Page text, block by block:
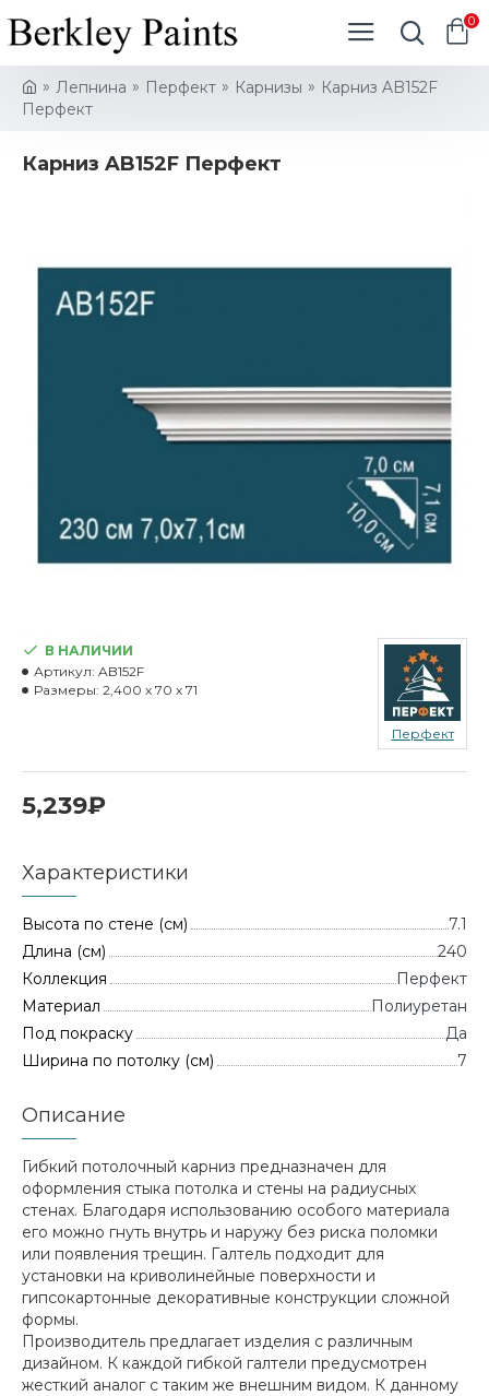
0
Лепнина Перфект Карнизы
Карниз AB152F
Перфект
Карниз AB152F Перфект
5,239₽
В НАЛИЧИИ
Артикул: AB152F
Размеры: 2,400 x 70 x 71
Перфект
Характеристики
Высота по стене (см)
7.1
Длина (см)
240
Коллекция
Перфект
Материал
Полиуретан
Под покраску
Да
Ширина по потолку (см)
7
Описание
Гибкий потолочный карниз предназначен для
оформления стыка потолка и стены на радиусных
стенах. Благодаря использованию особого материала
его можно гнуть внутрь и наружу без риска поломки
или появления трещин. Галтель подходит для
установки на криволинейные поверхности и
гипсокартонные декоративные конструкции сложной
формы.
Производитель предлагает изделия с различным
дизайном. К каждой гибкой галтели предусмотрен
жесткий аналог с таким же внешним видом. К данному